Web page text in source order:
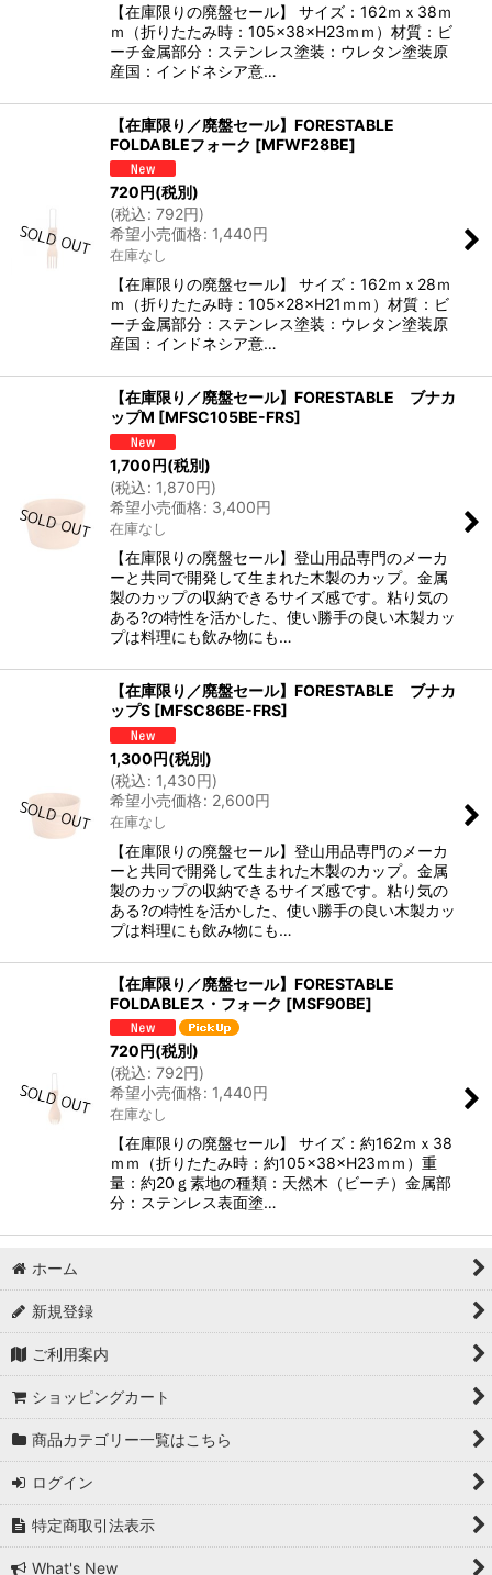
【在庫限りの廃盤セール】 サイズ：162ｍｘ38ｍ
ｍ（折りたたみ時：105×38×H23ｍｍ）材質：ビ
ーチ金属部分：ステンレス塗装：ウレタン塗装原
産国：インドネシア意…
【在庫限り／廃盤セール】FORESTABLE
FOLDABLEフォーク [MFWF28BE]
720円(税別)
(税込: 792円)
希望小売価格: 1,440円
在庫なし
【在庫限りの廃盤セール】 サイズ：162ｍｘ28ｍ
ｍ（折りたたみ時：105×28×H21ｍｍ）材質：ビ
ーチ金属部分：ステンレス塗装：ウレタン塗装原
産国：インドネシア意…
【在庫限り／廃盤セール】FORESTABLE ブナカ
ップM [MFSC105BE-FRS]
1,700円(税別)
(税込: 1,870円)
希望小売価格: 3,400円
在庫なし
【在庫限りの廃盤セール】登山用品専門のメーカ
ーと共同で開発して生まれた木製のカップ。金属
製のカップの収納できるサイズ感です。粘り気の
ある?の特性を活かした、使い勝手の良い木製カッ
プは料理にも飲み物にも…
【在庫限り／廃盤セール】FORESTABLE ブナカ
ップS [MFSC86BE-FRS]
1,300円(税別)
(税込: 1,430円)
希望小売価格: 2,600円
在庫なし
【在庫限りの廃盤セール】登山用品専門のメーカ
ーと共同で開発して生まれた木製のカップ。金属
製のカップの収納できるサイズ感です。粘り気の
ある?の特性を活かした、使い勝手の良い木製カッ
プは料理にも飲み物にも…
【在庫限り／廃盤セール】FORESTABLE
FOLDABLEス・フォーク [MSF90BE]
720円(税別)
(税込: 792円)
希望小売価格: 1,440円
在庫なし
【在庫限りの廃盤セール】 サイズ：約162ｍｘ38
ｍｍ（折りたたみ時：約105×38×H23ｍｍ）重
量：約20ｇ素地の種類：天然木（ビーチ）金属部
分：ステンレス表面塗…
ホーム
新規登録
ご利用案内
ショッピングカート
商品カテゴリー一覧はこちら
ログイン
特定商取引法表示
What's New